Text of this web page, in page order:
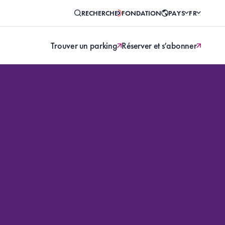
RECHERCHE FONDATION PAYS FR
Trouver un parking Réserver et s’abonner